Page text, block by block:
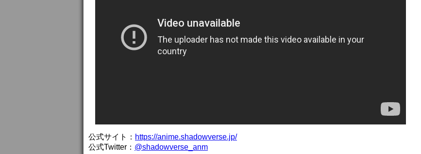
公式サイト： https://anime.shadowverse.jp/
公式Twitter： @shadowverse_anm